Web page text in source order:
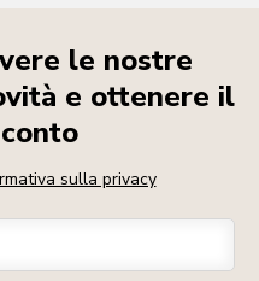
le nostre
e ottenere il
sulla privacy